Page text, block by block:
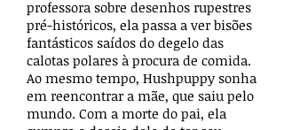
professora sobre desenhos rupestres
pré-históricos, ela passa a ver bisões
fantásticos saídos do degelo das
calotas polares à procura de comida.
Ao mesmo tempo, Hushpuppy sonha
em reencontrar a mãe, que saiu pelo
mundo. Com a morte do pai, ela